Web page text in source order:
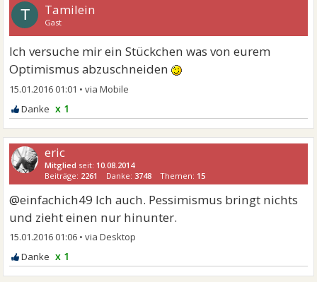
T Tamilein
Gast
Ich versuche mir ein Stückchen was von eurem
Optimismus abzuschneiden
15.01.2016 01:01 •
x 1
eric
Mitglied seit: 10.08.2014
Beiträge: 2261 Danke: 3748 Themen: 15
@einfachich49 Ich auch. Pessimismus bringt nichts
und zieht einen nur hinunter.
15.01.2016 01:06 •
x 1